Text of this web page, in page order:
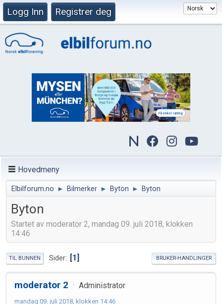
Logg Inn Registrer deg
Hovedmeny
Elbilforum.no ► Bilmerker ► Byton ► Byton
Byton
Startet av moderator 2, mandag 09. juli 2018, klokken
14:46
TIL BUNNEN Sider 1 BRUKER-HANDLINGER
moderator 2 Administrator
mandag 09. juli 2018, klokken 14:46